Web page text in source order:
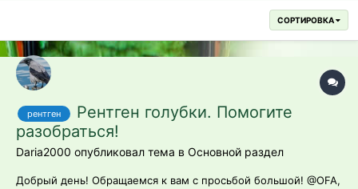
СОРТИРОВКА
рентген
Рентген голубки. Помогите
разобраться!
Daria2000 опубликовал тема в Основной раздел
Добрый день! Обращаемся к вам с просьбой большой! @OFA,